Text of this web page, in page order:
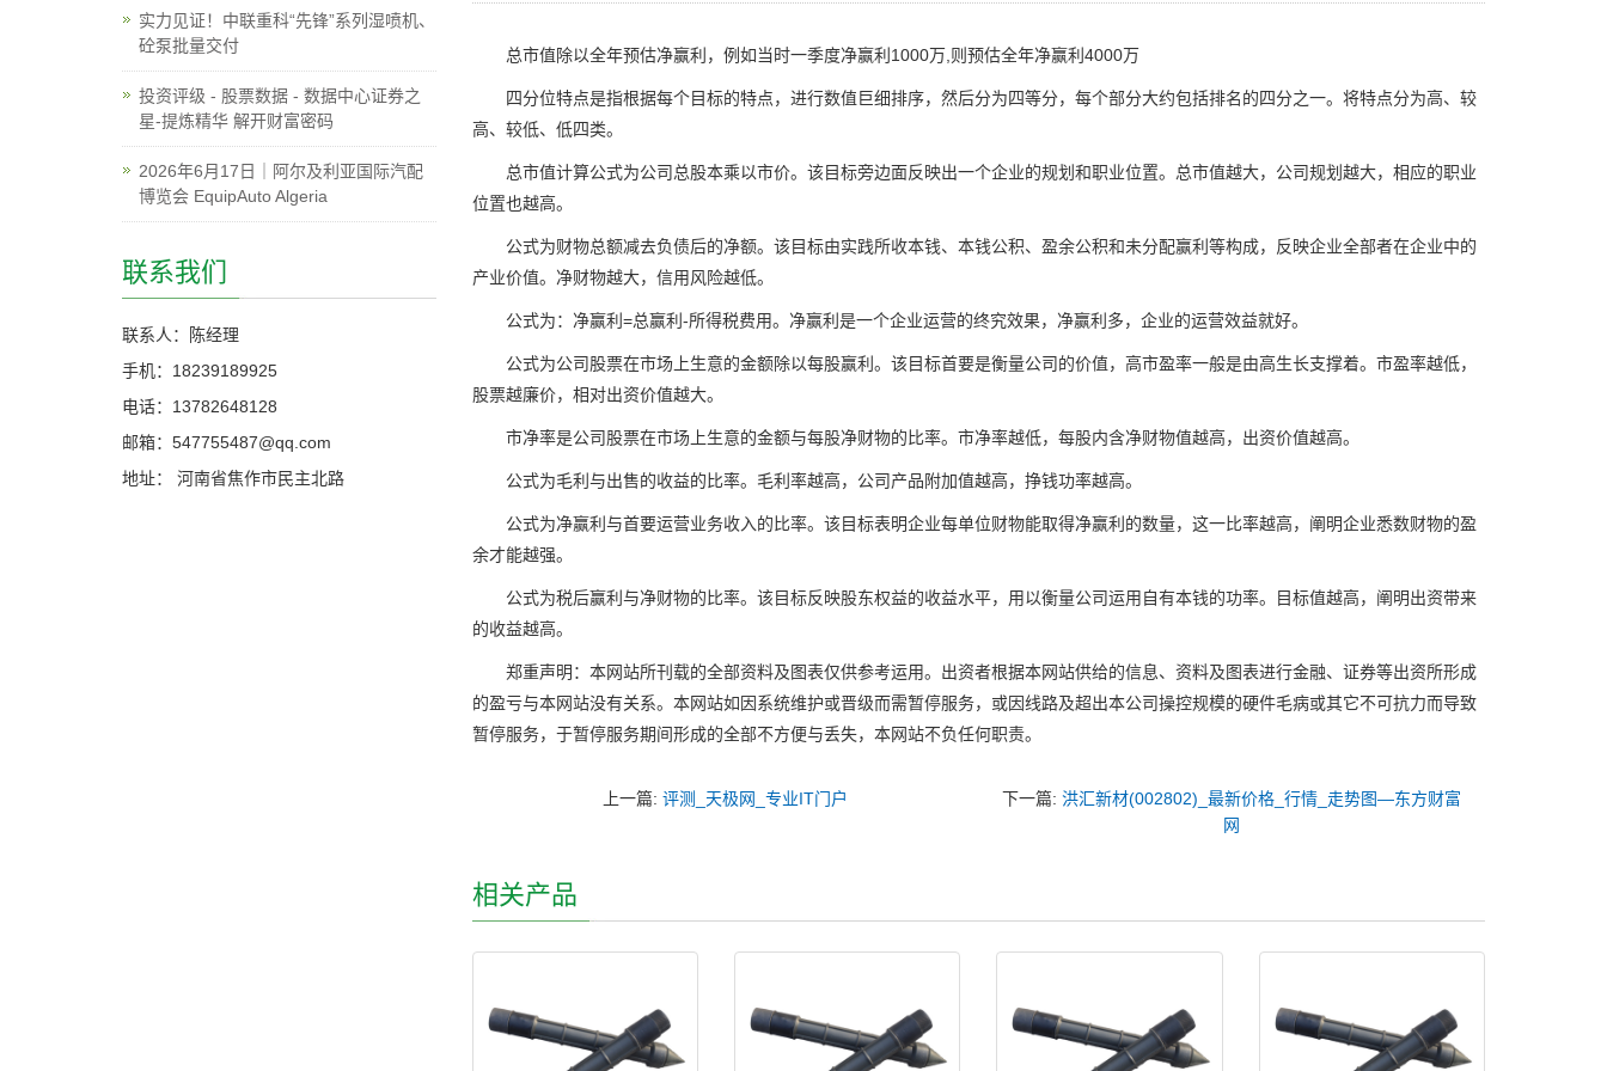
总市值除以全年预估净赢利，例如当时一季度净赢利1000万,则预估全年净赢利4000万
四分位特点是指根据每个目标的特点，进行数值巨细排序，然后分为四等分，每个部分大约包括排名的四分之一。将特点分为高、较
高、较低、低四类。
总市值计算公式为公司总股本乘以市价。该目标旁边面反映出一个企业的规划和职业位置。总市值越大，公司规划越大，相应的职业
位置也越高。
公式为财物总额减去负债后的净额。该目标由实践所收本钱、本钱公积、盈余公积和未分配赢利等构成，反映企业全部者在企业中的
产业价值。净财物越大，信用风险越低。
公式为：净赢利=总赢利-所得税费用。净赢利是一个企业运营的终究效果，净赢利多，企业的运营效益就好。
公式为公司股票在市场上生意的金额除以每股赢利。该目标首要是衡量公司的价值，高市盈率一般是由高生长支撑着。市盈率越低，
股票越廉价，相对出资价值越大。
市净率是公司股票在市场上生意的金额与每股净财物的比率。市净率越低，每股内含净财物值越高，出资价值越高。
公式为毛利与出售的收益的比率。毛利率越高，公司产品附加值越高，挣钱功率越高。
公式为净赢利与首要运营业务收入的比率。该目标表明企业每单位财物能取得净赢利的数量，这一比率越高，阐明企业悉数财物的盈
余才能越强。
公式为税后赢利与净财物的比率。该目标反映股东权益的收益水平，用以衡量公司运用自有本钱的功率。目标值越高，阐明出资带来
的收益越高。
郑重声明：本网站所刊载的全部资料及图表仅供参考运用。出资者根据本网站供给的信息、资料及图表进行金融、证券等出资所形成
的盈亏与本网站没有关系。本网站如因系统维护或晋级而需暂停服务，或因线路及超出本公司操控规模的硬件毛病或其它不可抗力而导致
暂停服务，于暂停服务期间形成的全部不方便与丢失，本网站不负任何职责。
上一篇: 评测_天极网_专业IT门户 下一篇:洪汇新材(002802)_最新价格_行情_走势图—东方财富
网
相关产品
实力见证！中联重科“先锋”系列湿喷机、
砼泵批量交付
投资评级 - 股票数据 - 数据中心证券之
星-提炼精华 解开财富密码
2026年6月17日｜阿尔及利亚国际汽配
博览会 EquipAuto Algeria
联系我们
联系人：陈经理
手机：18239189925
电话：13782648128
邮箱：547755487@qq.com
地址： 河南省焦作市民主北路